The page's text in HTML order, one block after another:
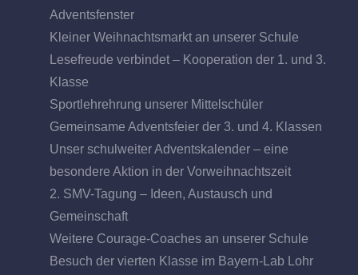
Adventsfenster
Kleiner Weihnachtsmarkt an unserer Schule
Lesefreude verbindet – Kooperation der 1. und 3.
Klasse
Sportlehrehrung unserer Mittelschüler
Gemeinsame Adventsfeier der 3. und 4. Klassen
Unser schulweiter Adventskalender – eine
besondere Aktion in der Vorweihnachtszeit
2. SMV-Tagung – Ideen, Austausch und
Gemeinschaft
Weitere Courage-Coaches an unserer Schule
Besuch der vierten Klasse im Bayern-Lab Lohr